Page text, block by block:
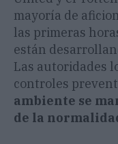
mayoría de
las primeras
están
Las autoridades
controles
ambiente se
de la